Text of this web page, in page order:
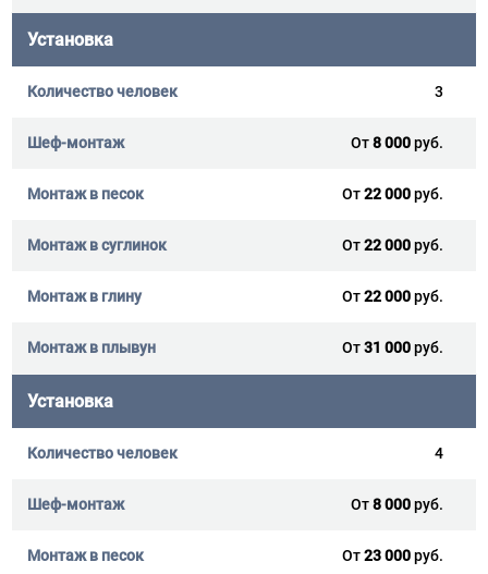
Установка
3
От8 000руб.
От22 000руб.
От22 000руб.
От22 000руб.
От31 000руб.
Установка
4
От8 000руб.
От23 000руб.